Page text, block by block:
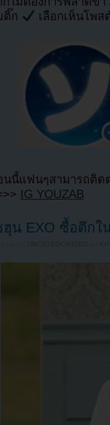
ติ๊ก
เลือกเห็นโพส
นนี้แฟนๆสามารถติด
IG YOUZAB
ฮุน EXO ซื้อตึก
UNCATEGORIZED